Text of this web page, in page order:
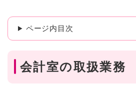
ページ内目次
会計室の取扱業務